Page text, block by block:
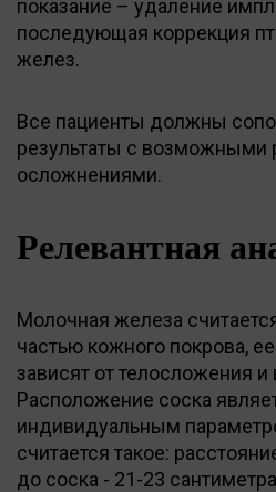
показание – удаление
последующая коррекция
желез.
Все пациенты должны
результаты с возможными
осложнениями.
Релевантная
Молочная железа
частью кожного покрова,
зависят от телосложения и
Расположение соска
индивидуальным
считается такое:
до соска - 21-23